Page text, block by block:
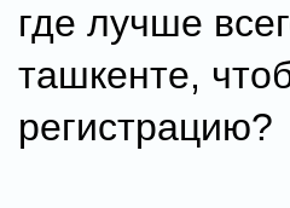
где лучше
ташкенте,
регистрацию?